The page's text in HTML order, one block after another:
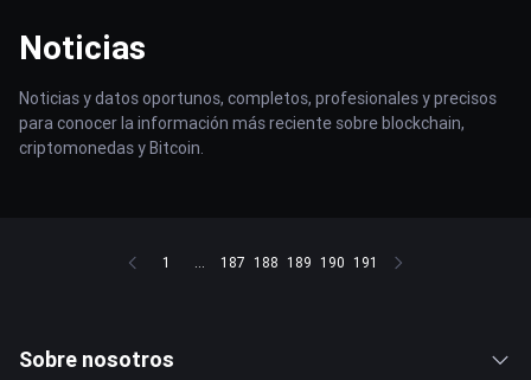
Noticias
Noticias y datos oportunos, completos, profesionales y precisos
para conocer la información más reciente sobre blockchain,
criptomonedas y Bitcoin.
1 ... 187 188 189 190 191
Sobre nosotros